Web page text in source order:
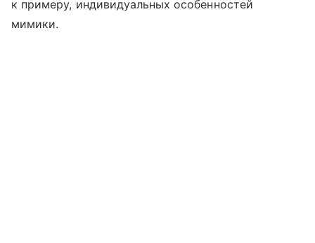
к примеру, индивидуальных особенностей
мимики.